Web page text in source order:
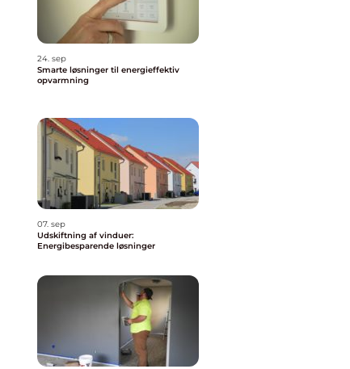
24. sep
Smarte løsninger til energieffektiv
opvarmning
07. sep
Udskiftning af vinduer:
Energibesparende løsninger